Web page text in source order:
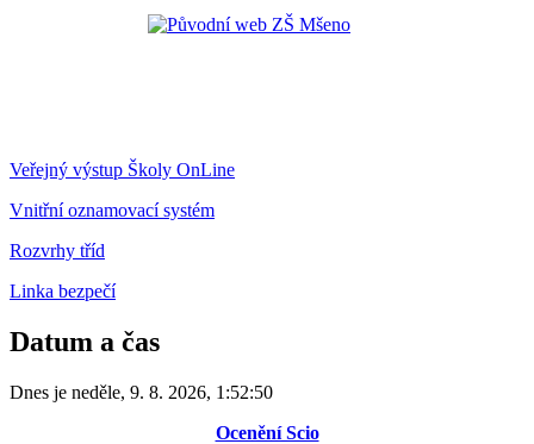
Veřejný výstup Školy OnLine
Vnitřní oznamovací systém
Rozvrhy tříd
Linka bezpečí
Datum a čas
Dnes je neděle, 9. 8. 2026, 1:52:50
Ocenění Scio